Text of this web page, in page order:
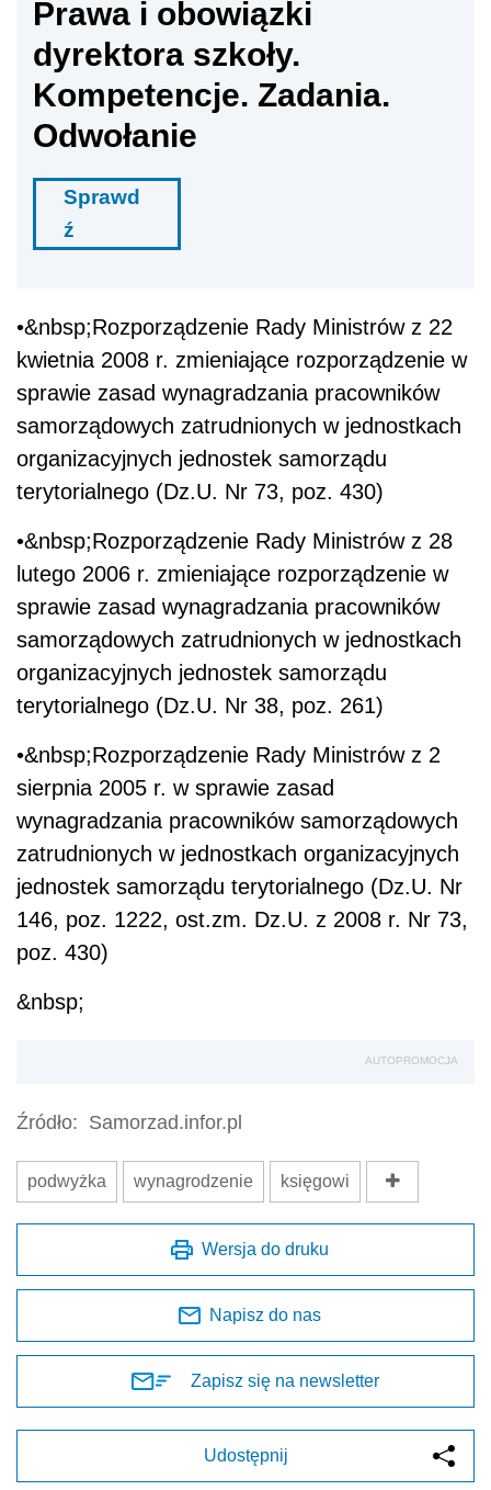
Prawa i obowiązki
dyrektora szkoły.
Kompetencje. Zadania.
Odwołanie
Sprawd
ź
•&nbsp;Rozporządzenie Rady Ministrów z 22
kwietnia 2008 r. zmieniające rozporządzenie w
sprawie zasad wynagradzania pracowników
samorządowych zatrudnionych w jednostkach
organizacyjnych jednostek samorządu
terytorialnego (Dz.U. Nr 73, poz. 430)
•&nbsp;Rozporządzenie Rady Ministrów z 28
lutego 2006 r. zmieniające rozporządzenie w
sprawie zasad wynagradzania pracowników
samorządowych zatrudnionych w jednostkach
organizacyjnych jednostek samorządu
terytorialnego (Dz.U. Nr 38, poz. 261)
•&nbsp;Rozporządzenie Rady Ministrów z 2
sierpnia 2005 r. w sprawie zasad
wynagradzania pracowników samorządowych
zatrudnionych w jednostkach organizacyjnych
jednostek samorządu terytorialnego (Dz.U. Nr
146, poz. 1222, ost.zm. Dz.U. z 2008 r. Nr 73,
poz. 430)
&nbsp;
AUTOPROMOCJA
Źródło: Samorzad.infor.pl
podwyżka wynagrodzenie księgowi
Wersja do druku
Napisz do nas
Zapisz się na newsletter
Udostępnij